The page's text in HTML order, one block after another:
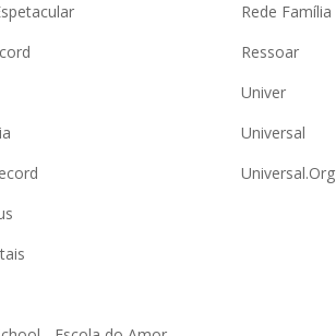
Rede Família
Ressoar
Univer
Universal
Universal.Org